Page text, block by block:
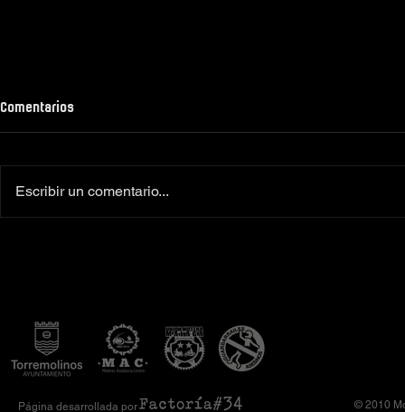
Comentarios
Escribir un comentario...
© 2010
Página desarrollada por